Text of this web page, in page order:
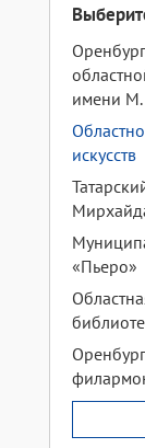
имени М.
искусств
«Пьеро»